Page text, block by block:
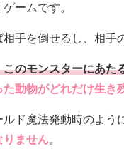
ームです。
手を倒せるし、相手
のモンスターにあた
た動物がどれだけ生き
ド魔法発動時のよう
りません。